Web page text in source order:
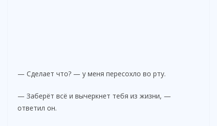
— Сделает что? — у меня пересохло во рту.
— Заберёт всё и вычеркнет тебя из жизни, —
ответил он.